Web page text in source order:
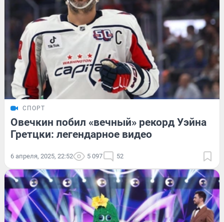
СПОРТ
Овечкин побил «вечный» рекорд Уэйна
Гретцки: легендарное видео
6 апреля, 2025, 22:52 5 097 52